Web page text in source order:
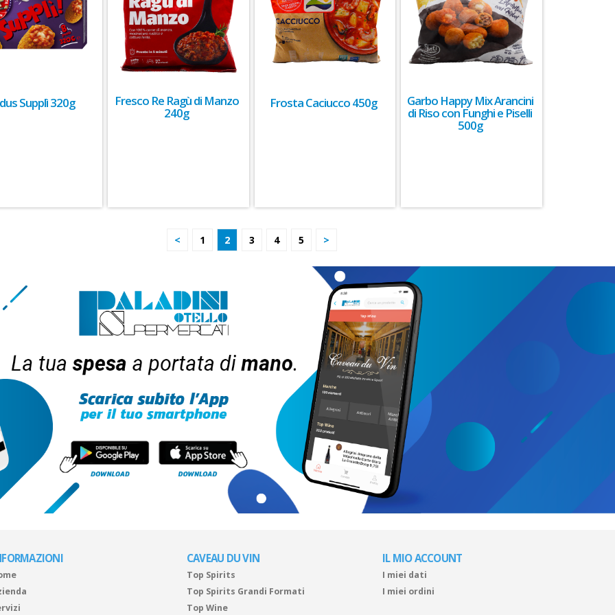
Supplì 320g Fresco Re Ragù di Manzo
240g
Frosta Caciucco 450g Garbo Happy Mix Arancini
di Riso con Funghi e Piselli
500g
< 1 2 3 4 5 >
CAVEAU DU VIN
Top Spirits
Top Spirits Grandi Formati
Top Wine
IL MIO ACCOUNT
I miei dati
I miei ordini